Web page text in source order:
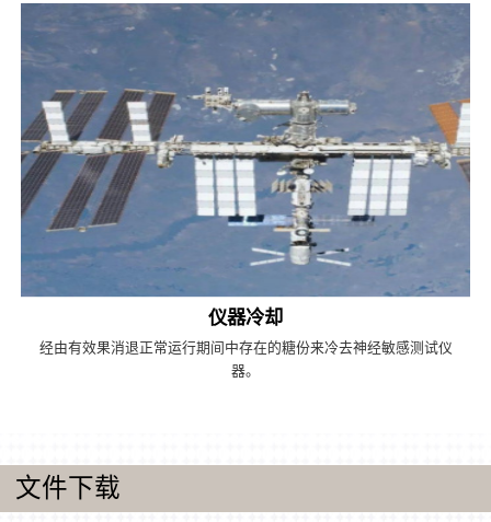
仪器冷却
经由有效果消退正常运行期间中存在的糖份来冷去神经敏感测试仪
器。
文件下载